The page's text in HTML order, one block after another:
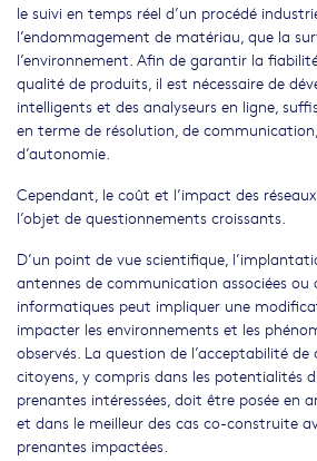
le suivi en temps réel d’un procédé
l’endommagement de matériau, que la
l’environnement. Afin de garantir la
qualité de produits, il est nécessaire de
intelligents et des analyseurs en ligne,
en terme de résolution, de
d’autonomie.
Cependant, le coût et l’impact des
l’objet de questionnements croissants.
D’un point de vue scientifique,
antennes de communication associées ou
informatiques peut impliquer une
impacter les environnements et les
observés. La question de l’acceptabilité
citoyens, y compris dans les potentialités
prenantes intéressées, doit être posée en
et dans le meilleur des cas co-construite
prenantes impactées.